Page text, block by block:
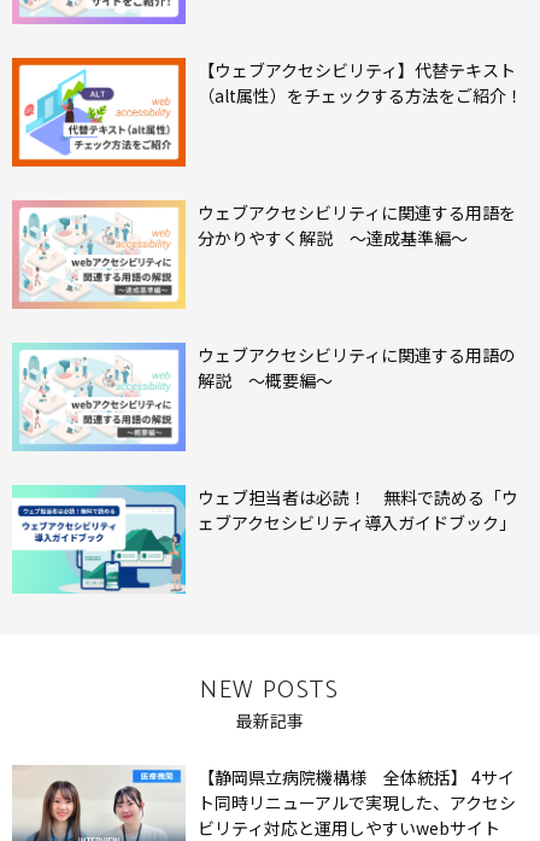
【ウェブアクセシビリティ】代替テキスト
（alt属性）をチェックする方法をご紹介！
ウェブアクセシビリティに関連する用語を
分かりやすく解説 ～達成基準編～
ウェブアクセシビリティに関連する用語の
解説 ～概要編～
ウェブ担当者は必読！ 無料で読める「ウ
ェブアクセシビリティ導⼊ガイドブック」
NEW POSTS
最新記事
【静岡県立病院機構様 全体統括】 4サイ
ト同時リニューアルで実現した、アクセシ
ビリティ対応と運用しやすいwebサイト